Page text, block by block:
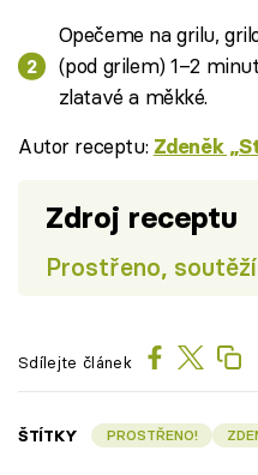
Opečeme na grilu,
(pod grilem) 1–2
zlatavé a měkké.
Autor receptu: Zdeněk
Zdroj receptu
Prostřeno,
Sdílejte článek
ŠTÍTKY PROSTŘENO!